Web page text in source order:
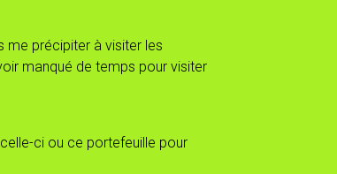
me précipiter à visiter les
manqué de temps pour visiter
ci ou ce portefeuille pour